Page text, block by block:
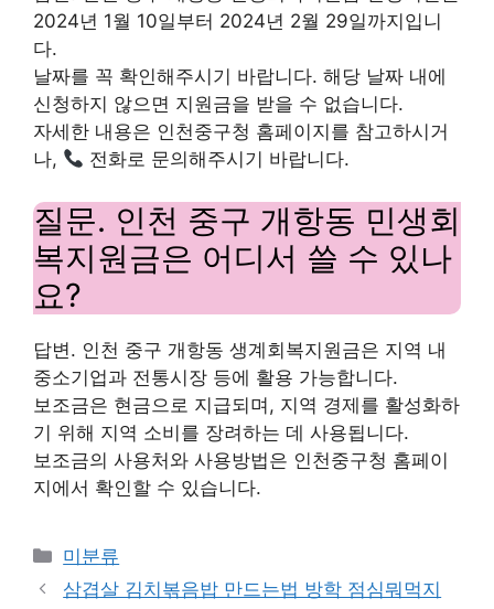
2024년 1월 10일부터 2024년 2월 29일까지입니
다.
날짜를 꼭 확인해주시기 바랍니다. 해당 날짜 내에
신청하지 않으면 지원금을 받을 수 없습니다.
자세한 내용은 인천중구청 홈페이지를 참고하시거
나,
전화로 문의해주시기 바랍니다.
질문. 인천 중구 개항동 민생회
복지원금은 어디서 쓸 수 있나
요?
답변. 인천 중구 개항동 생계회복지원금은 지역 내
중소기업과 전통시장 등에 활용 가능합니다.
보조금은 현금으로 지급되며, 지역 경제를 활성화하
기 위해 지역 소비를 장려하는 데 사용됩니다.
보조금의 사용처와 사용방법은 인천중구청 홈페이
지에서 확인할 수 있습니다.
Categories
미분류
삼겹살 김치볶음밥 만드는법 방학 점심뭐먹지